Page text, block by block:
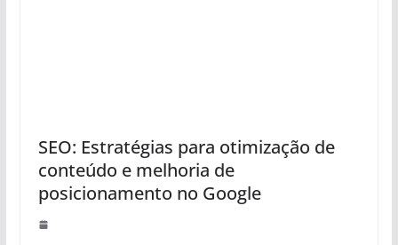
SEO: Estratégias para otimização de
conteúdo e melhoria de
posicionamento no Google